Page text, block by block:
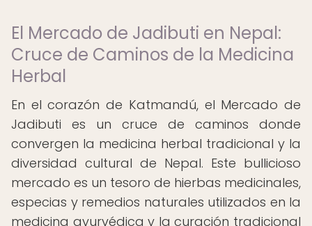
El Mercado de Jadibuti en Nepal:
Cruce de Caminos de la Medicina
Herbal
En el corazón de Katmandú, el Mercado de
Jadibuti es un cruce de caminos donde
convergen la medicina herbal tradicional y la
diversidad cultural de Nepal. Este bullicioso
mercado es un tesoro de hierbas medicinales,
especias y remedios naturales utilizados en la
medicina ayurvédica y la curación tradicional